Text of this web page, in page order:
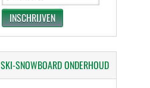
SKI-SNOWBOARDONDERHOUD